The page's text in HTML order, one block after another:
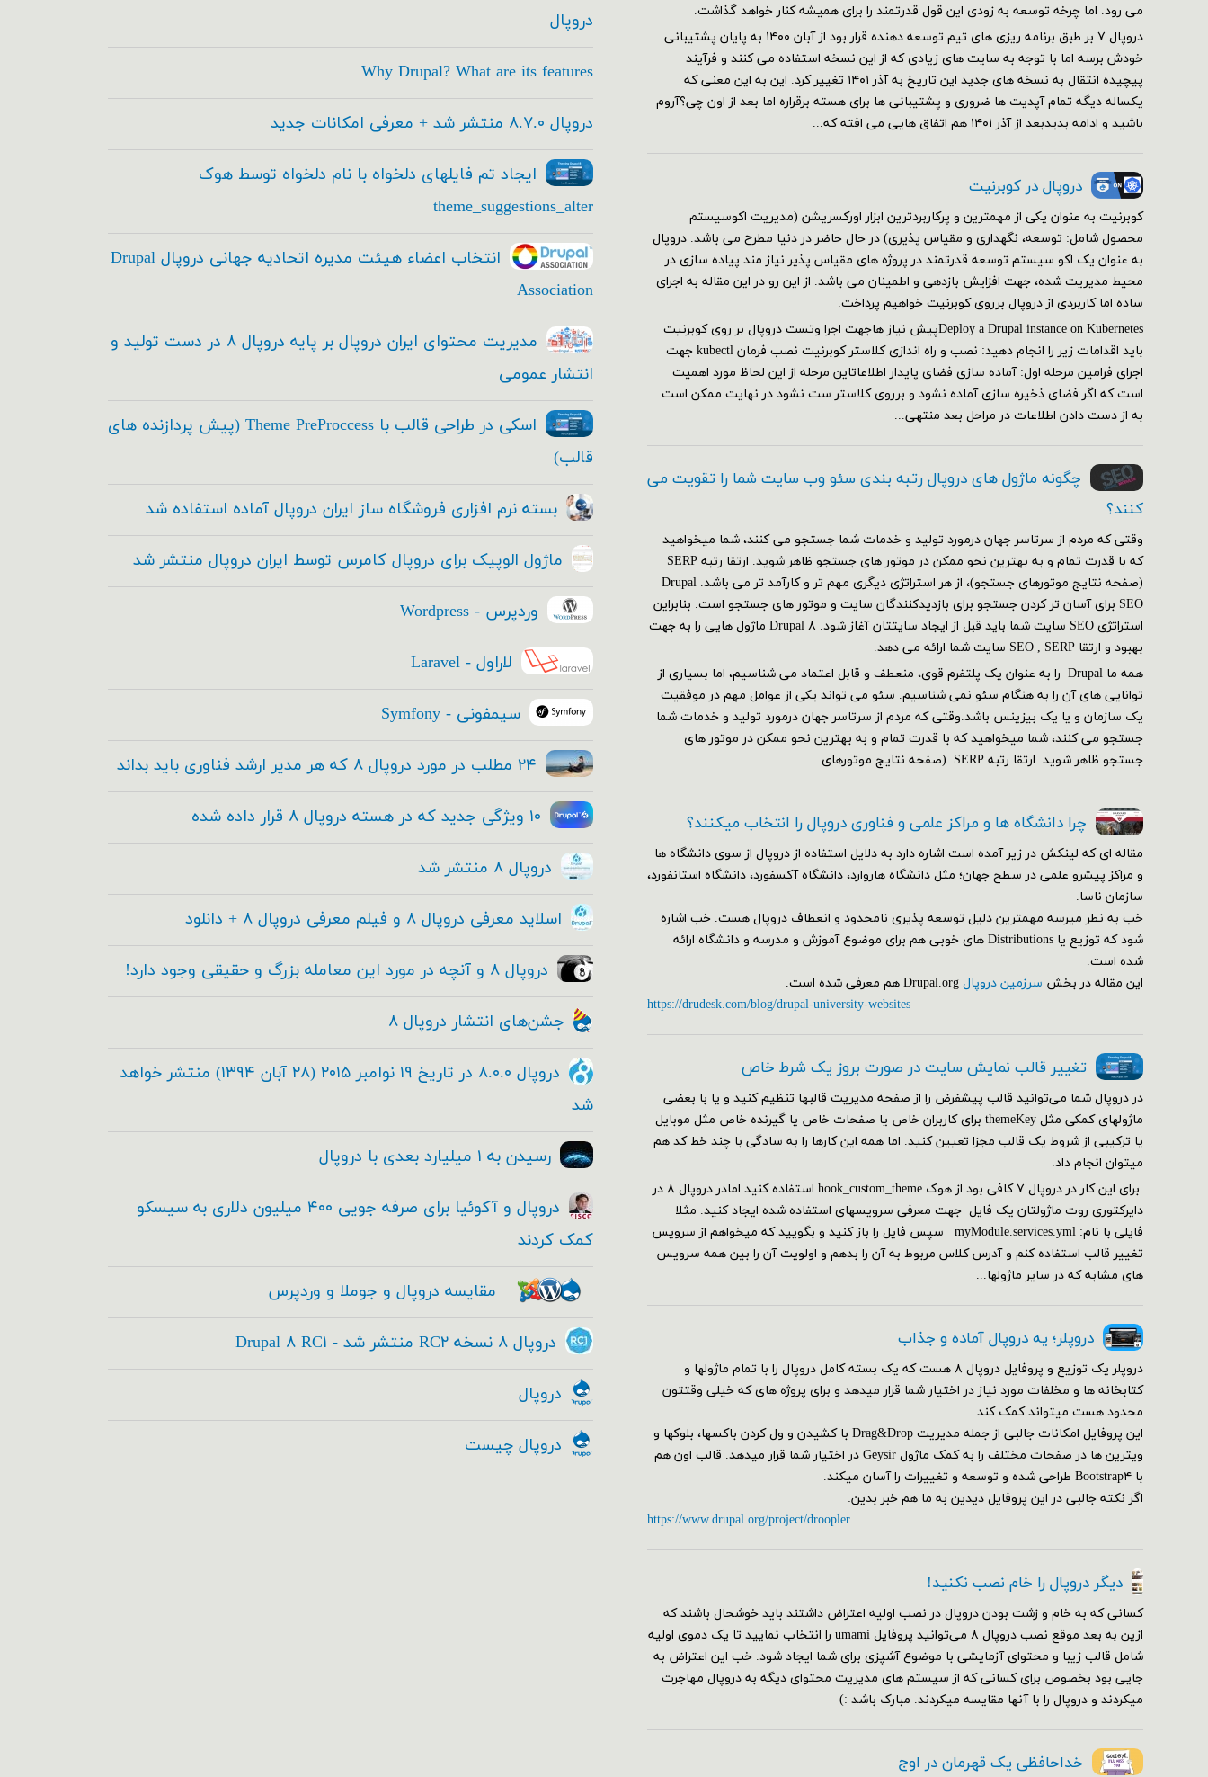
می رود. اما چرخه توسعه به زودی این قول قدرتمند را برای همیشه کنار خواهد گذاشت.
دروپال ۷ بر طبق برنامه ریزی های تیم توسعه دهنده قرار بود از آبان ۱۴۰۰ به پایان پشتیبانی
خودش برسه اما با توجه به سایت های زیادی که از این نسخه استفاده می کنند و فرآیند
پیچیده انتقال به نسخه های جدید این تاریخ به آذر ۱۴۰۱ تغییر کرد. این به این معنی که
یکساله دیگه تمام آپدیت ها ضروری و پشتیبانی ها برای هسته برقراره اما بعد از اون چی؟آروم
باشید و ادامه بدیدبعد از آذر ۱۴۰۱ هم اتفاق هایی می افته که...
دروپال در کوبرنیت
کوبرنیت به عنوان یکی از مهمترین و پرکاربردترین ابزار اورکسریشن (مدیریت اکوسیستم
محصول شامل: توسعه، نگهداری و مقیاس پذیری) در حال حاضر در دنیا مطرح می باشد. دروپال
به عنوان یک اکو سیستم توسعه قدرتمند در پروژه های مقیاس پذیر نیاز مند پیاده سازی در
محیط مدیریت شده، جهت افزایش بازدهی و اطمینان می باشد. از این رو در این مقاله به اجرای
ساده اما کاربردی از دروپال برروی کوبرنیت خواهیم پرداخت.
Deploy a Drupal instance on Kubernetesپیش نیاز هاجهت اجرا وتست دروپال بر روی کوبرنیت
باید اقدامات زیر را انجام دهید: نصب و راه اندازی کلاستر کوبرنیت نصب فرمان kubectl جهت
اجرای فرامین مرحله اول: آماده سازی فضای پایدار اطلاعاتاین مرحله از این لحاظ مورد اهمیت
است که اگر فضای ذخیره سازی آماده نشود و برروی کلاستر ست نشود در نهایت ممکن است
به از دست دادن اطلاعات در مراحل بعد منتهی...
چگونه ماژول های دروپال رتبه بندی سئو وب سایت شما را تقویت می
کنند؟
وقتی که مردم از سرتاسر جهان درمورد تولید و خدمات شما جستجو می کنند، شما میخواهید
که با قدرت تمام و به بهترین نحو ممکن در موتور های جستجو ظاهر شوید. ارتقا رتبه SERP
(صفحه نتایج موتورهای جستجو)، از هر استراتژی دیگری مهم تر و کارآمد تر می باشد. Drupal
SEO برای آسان تر کردن جستجو برای بازدیدکنندگان سایت و موتور های جستجو است. بنابراین
استراتژی SEO سایت شما باید قبل از ایجاد سایتتان آغاز شود. Drupal ۸ ماژول هایی را به جهت
بهبود و ارتقا SEO , SERP سایت شما ارائه می دهد.
همه ما Drupal را به عنوان یک پلتفرم قوی، منعطف و قابل اعتماد می شناسیم، اما بسیاری از
توانایی های آن را به هنگام سئو نمی شناسیم. سئو می تواند یکی از عوامل مهم در موفقیت
یک سازمان و یا یک بیزینس باشد.وقتی که مردم از سرتاسر جهان درمورد تولید و خدمات شما
جستجو می کنند، شما میخواهید که با قدرت تمام و به بهترین نحو ممکن در موتور های
جستجو ظاهر شوید. ارتقا رتبه SERP (صفحه نتایج موتورهای...
چرا دانشگاه ها و مراکز علمی و فناوری دروپال را انتخاب میکنند؟
مقاله ای که لینکش در زیر آمده است اشاره دارد به دلایل استفاده از دروپال از سوی دانشگاه ها
و مراکز پیشرو علمی در سطح جهان؛ مثل دانشگاه هاروارد، دانشگاه آکسفورد، دانشگاه استانفورد،
سازمان ناسا.
خب به نطر میرسه مهمترین دلیل توسعه پذیری نامحدود و انعطاف دروپال هست. خب اشاره
شود که توزیع یا Distributions های خوبی هم برای موضوع آموزش و مدرسه و دانشگاه ارائه
شده است.
این مقاله در بخش سرزمین دروپال
https://drudesk.com/blog/drupal-university-websites
تغییر قالب نمایش سایت در صورت بروز یک شرط خاص
در دروپال شما می‌توانید قالب پیشفرض را از صفحه مدیریت قالبها تنظیم کنید و یا با بعضی
ماژولهای کمکی مثل themeKey برای کاربران خاص یا صفحات خاص یا گیرنده خاص مثل موبایل
یا ترکیبی از شروط یک قالب مجزا تعیین کنید. اما همه این کارها را به سادگی با چند خط کد هم
می‎توان انجام داد.
برای این کار در دروپال ۷ کافی بود از هوک hook_custom_theme استفاده کنید.امادر دروپال ۸ در
دایرکتوری روت ماژولتان یک فایل جهت معرفی سرویسهای استفاده شده ایجاد کنید. مثلا
فایلی با نام: myModule.services.yml سپس فایل را باز کنید و بگویید که میخواهم از سرویس
تغییر قالب استفاده کنم و آدرس کلاس مربوط به آن را بدهم و اولویت آن را بین همه سرویس
های مشابه که در سایر ماژولها...
دروپلر؛ یه دروپال آماده و جذاب
دروپلر یک توزیع و پروفایل دروپال ۸ هست که یک بسته کامل دروپال را با تمام ماژولها و
کتابخانه ها و مخلفات مورد نیاز در اختیار شما قرار میدهد و برای پروژه های که خیلی وقتتون
محدود هست میتواند کمک کند.
این پروفایل امکانات جالبی از جمله مدیریت Drag&Drop با کشیدن و ول کردن باکسها، بلوکها و
ویترین ها در صفحات مختلف را به کمک ماژول Geysir در اختیار شما قرار میدهد. قالب اون هم
با Bootstrap۴ طراحی شده و توسعه و تغییرات را آسان میکند.
اگر نکته جالبی در این پروفایل دیدین به ما هم خبر بدین:
https://www.drupal.org/project/droopler
دیگر دروپال را خام نصب نکنید!
کسانی که به خام و زشت بودن دروپال در نصب اولیه اعتراض داشتند باید خوشحال باشند که
ازین به بعد موقع نصب دروپال ۸ می‌توانید پروفایل umami را انتخاب نمایید تا یک دموی اولیه
شامل قالب زیبا و محتوای آزمایشی با موضوع آشپزی برای شما ایجاد شود. خب این اعتراض به
جایی بود بخصوص برای کسانی که از سیستم های مدیریت محتوای دیگه به دروپال مهاجرت
میکردند و دروپال را با آنها مقایسه میکردند. مبارک باشد :)
خداحافظی یک قهرمان در اوج
دروپال
Why Drupal? What are its features
دروپال ۸.۷.۰ منتشر شد + معرفی امکانات جدید
ایجاد تم فایلهای دلخواه با نام دلخواه توسط هوک
theme_suggestions_alter
انتخاب اعضاء هیئت مدیره اتحادیه جهانی دروپال Drupal
Association
مدیریت محتوای ایران دروپال بر پایه دروپال ۸ در دست تولید و
انتشار عمومی
اسکی در طراحی قالب با Theme PreProccess (پیش پردازنده های
قالب)
بسته نرم افزاری فروشگاه ساز ایران دروپال آماده استفاده شد
ماژول الوپیک برای دروپال کامرس توسط ایران دروپال منتشر شد
وردپرس - Wordpress
لاراول - Laravel
سیمفونی - Symfony
۲۴ مطلب در مورد دروپال ۸ که هر مدیر ارشد فناوری باید بداند
۱۰ ویژگی جدید که در هسته دروپال ۸ قرار داده شده
دروپال ۸ منتشر شد
اسلاید معرفی دروپال ۸ و فیلم معرفی دروپال ۸ + دانلود
دروپال ۸ و آنچه در مورد این معامله بزرگ و حقیقی وجود دارد!
جشن‌های انتشار دروپال ۸
دروپال ۸.۰.۰ در تاریخ ۱۹ نوامبر ۲۰۱۵ (۲۸ آبان ۱۳۹۴) منتشر خواهد
شد
رسیدن به ۱ میلیارد بعدی با دروپال
دروپال و آکوئیا برای صرفه جویی ۴۰۰ میلیون دلاری به سیسکو
کمک کردند
مقایسه دروپال و جوملا و وردپرس
دروپال ۸ نسخه RC۲ منتشر شد - Drupal ۸ RC۱
دروپال
دروپال چیست